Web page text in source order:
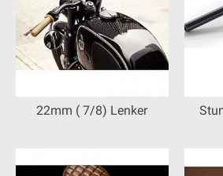
22mm ( 7/8) Lenker